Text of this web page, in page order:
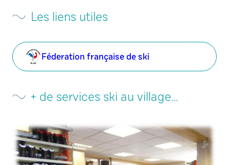
Les liens utiles
Féderation française de ski
+ de services ski au village…